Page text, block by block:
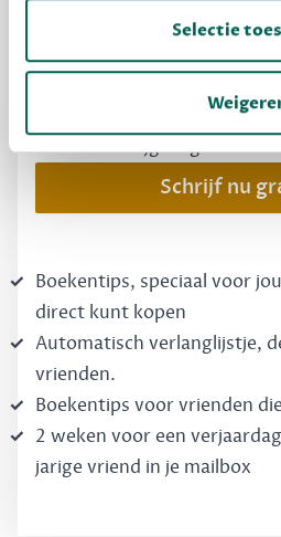
Selectie
MAAK GRATIS KENNIS
Dewey Free
Krijg boekentips, persoonlijk
vrienden. Krijg én geef
Schrijf nu
Boekentips, speciaal voor
direct kunt kopen
Automatisch verlanglijstje,
vrienden.
Boekentips voor vrienden
2 weken voor een
jarige vriend in je mailbox